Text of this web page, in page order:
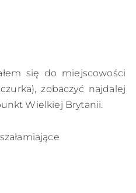
się do miejscowości
zobaczyć najdalej
Wielkiej Brytanii.